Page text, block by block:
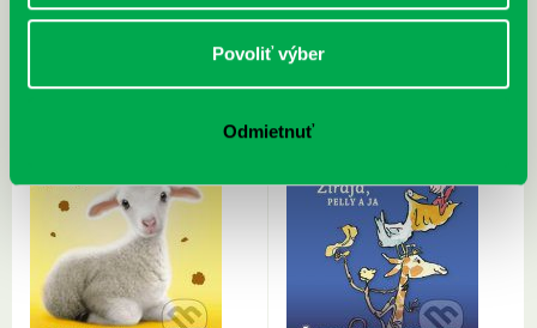
Povoliť výber
Odmietnuť